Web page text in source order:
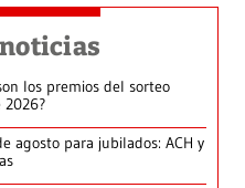
los premios del sorteo
agosto para jubilados: ACH y